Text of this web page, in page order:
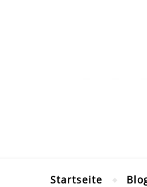
Startseite